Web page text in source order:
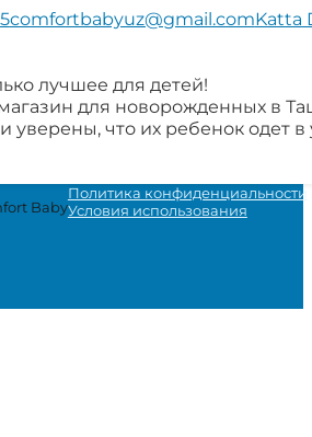
comfortbabyuz@gmail.comKatta
на Facebook
в Instagram
нами в Telegram
за нами в YouTube
лучшее для детей!
для новорожденных в
уверены, что их ребенок одет
Baby
Политика конфиденциальности
Условия использования